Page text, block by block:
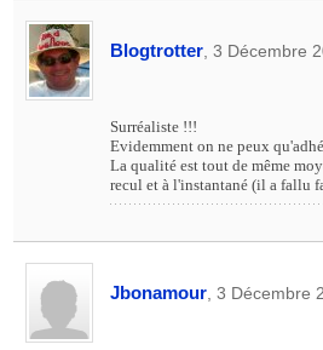
Blogtrotter , 3 Décembre
Surréaliste !!!
Evidemment on ne peux
La qualité est tout de même
recul et à l'instantané (il a fallu
Jbonamour , 3 Décembre